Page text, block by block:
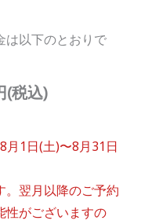
は以下のとおりで
(税込)
1日(土)〜8月31日
翌月以降のご予約
性がございますの